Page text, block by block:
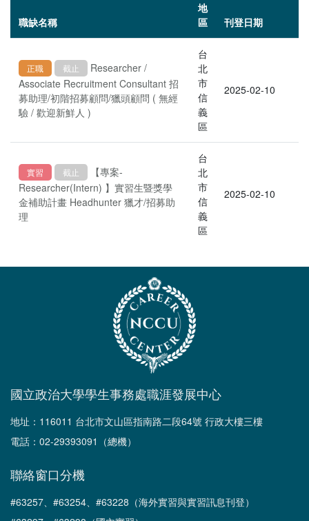
職缺名稱
地
區
刊登日期
正職 截止
Researcher /
Associate Recruitment Consultant 招
募助理/初階招募顧問/獵頭顧問 ( 無經
驗 / 歡迎新鮮人 )
台
北
市
信
義
區
2025-02-10
實習 截止
【專案-
Researcher(Intern) 】實習生暨獎學
金補助計畫 Headhunter 獵才/招募助
理
台
北
市
信
義
區
2025-02-10
國立政治大學學生事務處職涯發展中心
地址：116011 台北市文山區指南路二段64號 行政大樓三樓
電話：02-29393091（總機）
聯絡窗口分機
#63257、#63254、#63228（海外實習與實習訊息刊登）